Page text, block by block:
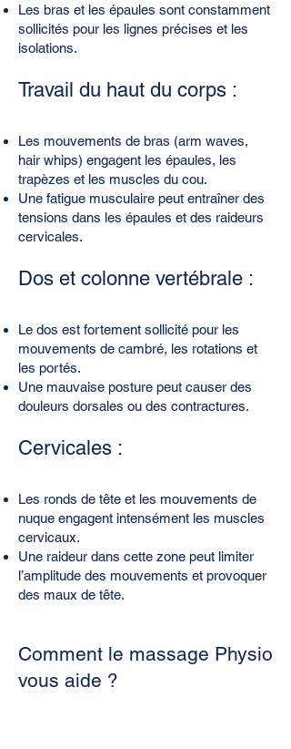
Les bras et les épaules sont constamment
sollicités pour les lignes précises et les
isolations.
Travail du haut du corps :
Les mouvements de bras (arm waves,
hair whips) engagent les épaules, les
trapèzes et les muscles du cou.
Une fatigue musculaire peut entraîner des
tensions dans les épaules et des raideurs
cervicales.
Dos et colonne vertébrale :
Le dos est fortement sollicité pour les
mouvements de cambré, les rotations et
les portés.
Une mauvaise posture peut causer des
douleurs dorsales ou des contractures.
Cervicales :
Les ronds de tête et les mouvements de
nuque engagent intensément les muscles
cervicaux.
Une raideur dans cette zone peut limiter
l’amplitude des mouvements et provoquer
des maux de tête.
Comment le massage Physio
vous aide ?